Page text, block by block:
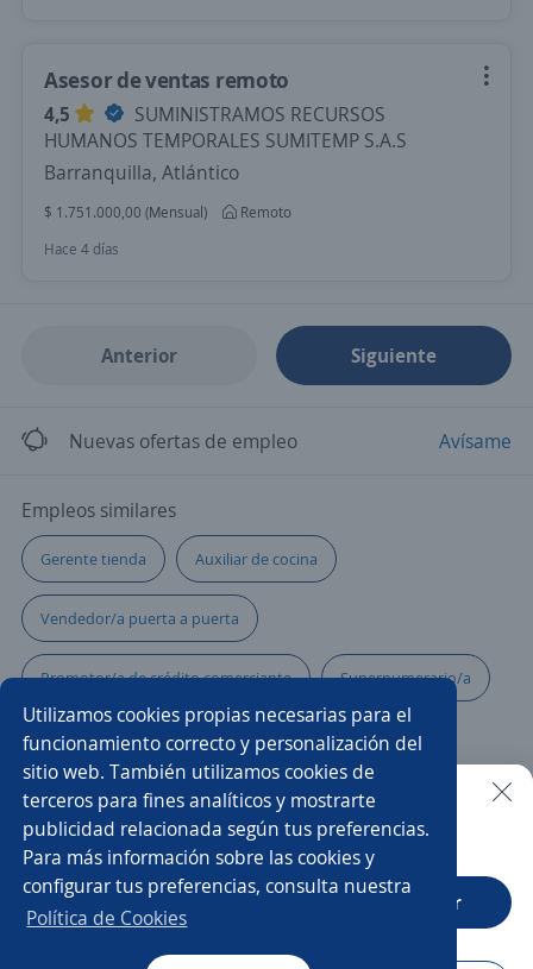
Utilizamos cookies propias necesarias para el
funcionamiento correcto y personalización del
sitio web. También utilizamos cookies de
terceros para fines analíticos y mostrarte
publicidad relacionada según tus preferencias.
Para más información sobre las cookies y
configurar tus preferencias, consulta nuestra
Política de Cookies
Asesor de ventas remoto
4,5
SUMINISTRAMOS RECURSOS
HUMANOS TEMPORALES SUMITEMP S.A.S
Barranquilla, Atlántico
$ 1.751.000,00 (Mensual)
Remoto
Hace 4 días
Anterior Siguiente
Nuevas ofertas de empleo Avísame
Empleos similares
Gerente tienda Auxiliar de cocina
Vendedor/a puerta a puerta
Promotor/a de crédito comerciante Supernumerario/a
Analista contable Supervisor/a de ventas
Ejecutivo/a telefónico Comercial comisión
Asistente comercial Asesor/a comercial agencia de viajes
Oficial de crédito
Buscar es más fácil en la app
CT App Abrir